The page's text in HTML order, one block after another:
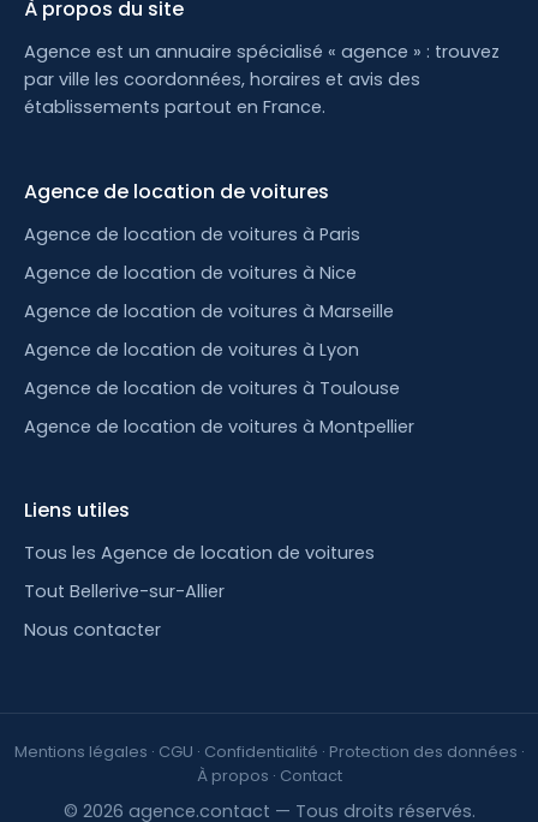
À propos du site
Agence est un annuaire spécialisé « agence » : trouvez
par ville les coordonnées, horaires et avis des
établissements partout en France.
Agence de location de voitures
Agence de location de voitures à Paris
Agence de location de voitures à Nice
Agence de location de voitures à Marseille
Agence de location de voitures à Lyon
Agence de location de voitures à Toulouse
Agence de location de voitures à Montpellier
Liens utiles
Tous les Agence de location de voitures
Tout Bellerive-sur-Allier
Nous contacter
Mentions légales · CGU · Confidentialité · Protection des données ·
À propos · Contact
© 2026 agence.contact — Tous droits réservés.